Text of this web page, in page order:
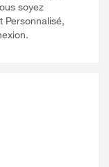
soyez
Personnalisé,